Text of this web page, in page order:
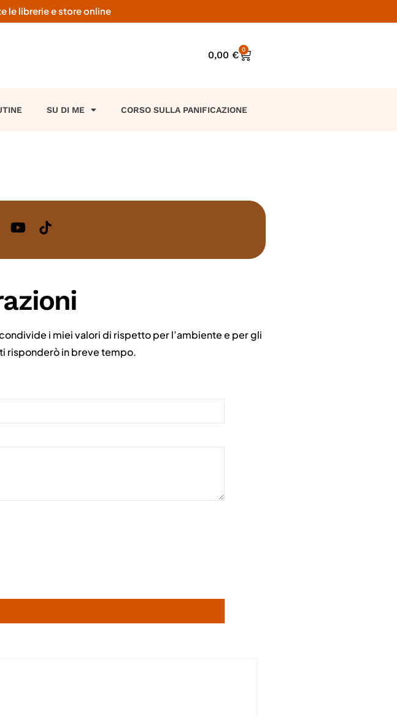
le librerie e store online
0,00 € 0
SU DI ME CORSO SULLA PANIFICAZIONE
i miei valori di rispetto per l’ambiente e per gli
risponderò in breve tempo.